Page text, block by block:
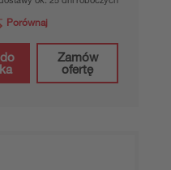
Porównaj
Zamów
ofertę